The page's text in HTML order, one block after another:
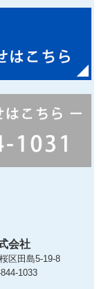
会社
区田島5-19-8
1033